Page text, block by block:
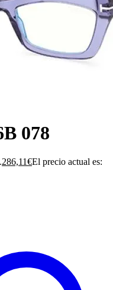
078
286,11€El precio actual es: